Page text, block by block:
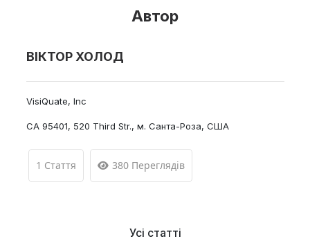
Автор
ВІКТОР ХОЛОД
VisiQuate, Inc
CA 95401, 520 Third Str., м. Санта-Роза, США
1 Стаття 380 Переглядів
Усі статті